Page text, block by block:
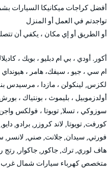
أفضل كراجات ميكانيكا السيارات
تواجدتم في العمل أو المنزل
أو الطريق أو إي مكان ، يكفي أن
أكور. أودي ، بي ام دبليو ، بويك ،
ام سي ، جيو ، سيفك، هامر ، هيونداي
لكزس, لينكولن ، مازدا ، مرسيدس
أولدزموبيل ، بليموث ، بونتياك ،
سوزوكي ، تسلا, تويوتا ، فولكس
كورفت, تويوتا, لاند كروزر, برادو,
فورتي, سيدان, جلانت, صني, لانسر,
هاف لوري, ترك, جاكور, جاكوار, رتج
متخصص كهرباء سيارات شمال غرب